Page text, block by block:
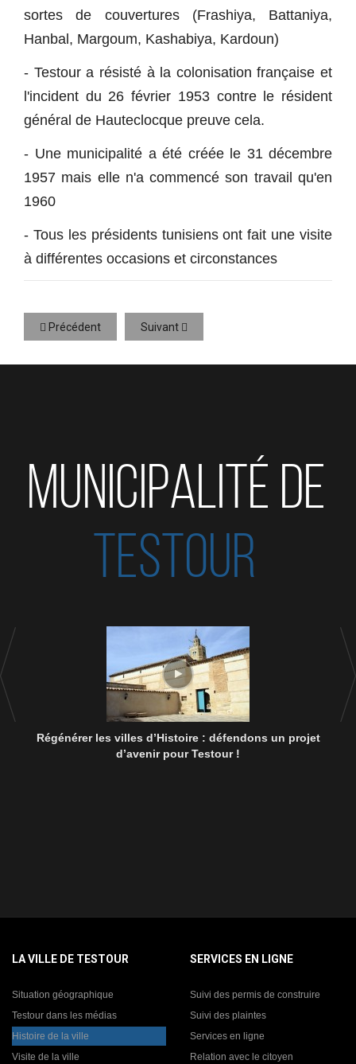
sortes de couvertures (Frashiya, Battaniya,
Hanbal, Margoum, Kashabiya, Kardoun)
- Testour a résisté à la colonisation française et
l'incident du 26 février 1953 contre le résident
général de Hauteclocque preuve cela.
- Une municipalité a été créée le 31 décembre
1957 mais elle n'a commencé son travail qu'en
1960
- Tous les présidents tunisiens ont fait une visite
à différentes occasions et circonstances
Précédent Suivant
MUNICIPALITÉ DE
TESTOUR
Régénérer les villes d’Histoire : défendons un projet
d’avenir pour Testour !
LA VILLE DE TESTOUR
Situation géographique
Testour dans les médias
Histoire de la ville
Visite de la ville
SERVICES EN LIGNE
Suivi des permis de construire
Suivi des plaintes
Services en ligne
Relation avec le citoyen